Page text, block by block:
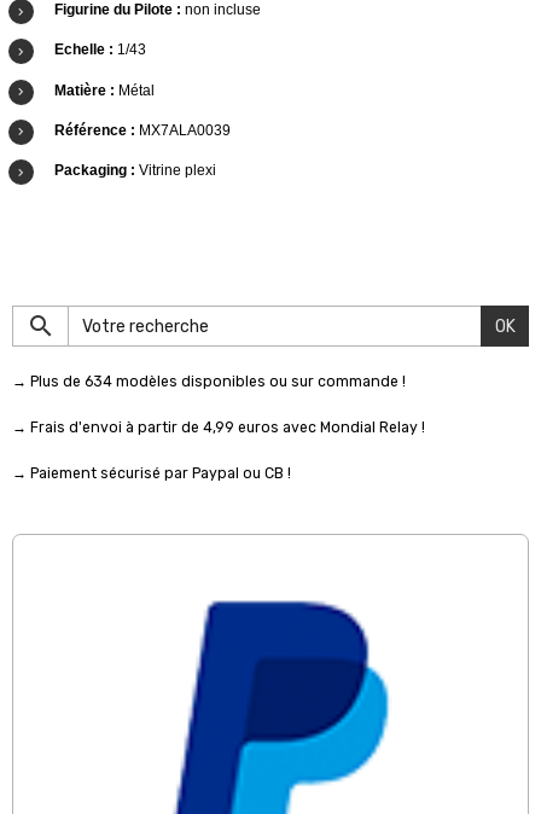
Figurine du Pilote : non incluse
Echelle : 1/43
Matière : Métal
Référence : MX7ALA0039
Packaging : Vitrine plexi
OK
→ Plus de 634 modèles disponibles ou sur commande !
→ Frais d'envoi à partir de 4,99 euros avec Mondial Relay !
→ Paiement sécurisé par Paypal ou CB !